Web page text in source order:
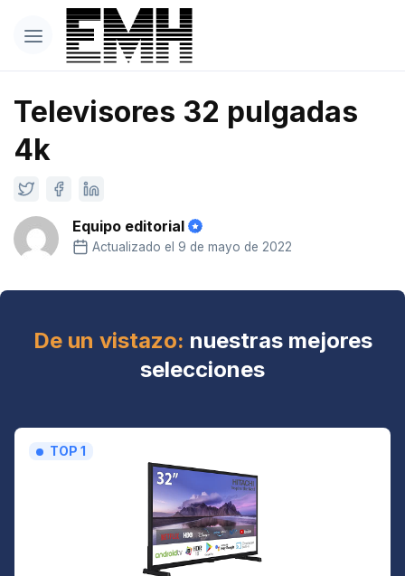
Televisores 32 pulgadas
4k
Equipo editorial
Actualizado el 9 de mayo de 2022
De un vistazo: nuestras mejores
selecciones
TOP 1